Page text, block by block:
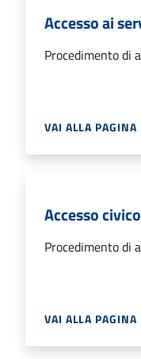
Accesso ai
Procedimento di
VAI ALLA PAGINA
Accesso
Procedimento di
VAI ALLA PAGINA